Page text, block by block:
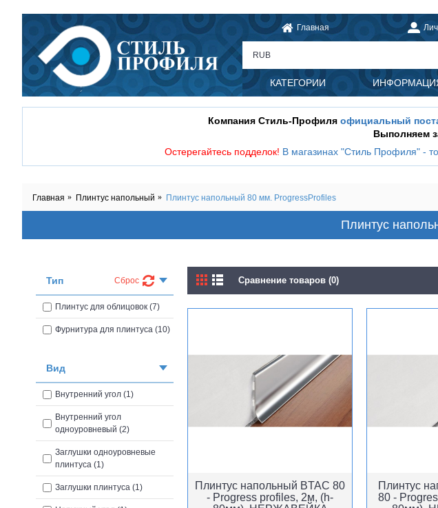
Главная
RUB
КАТЕГОРИИ
Компания Стиль-Профиля официальный
Выполняем
Остерегайтесь подделок! В магазинах "Стиль Профиля" -
Главная Плинтус напольный Плинтус напольный 80 мм. ProgressProfiles
Плинтус
Сброс
Тип
Плинтус для облицовок (7)
Фурнитура для плинтуса (10)
Вид
Внутренний угол (1)
Внутренний угол
одноуровневый (2)
Заглушки одноуровневые
плинтуса (1)
Заглушки плинтуса (1)
Сравнение товаров (0)
Плинтус напольный BTAC 80
- Progress profiles, 2м, (h-
Плинтус
80 -